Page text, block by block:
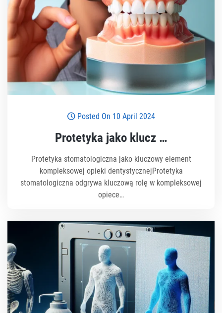
Posted On 10 April 2024
Protetyka jako klucz …
Protetyka stomatologiczna jako kluczowy element
kompleksowej opieki dentystycznejProtetyka
stomatologiczna odgrywa kluczową rolę w kompleksowej
opiece…